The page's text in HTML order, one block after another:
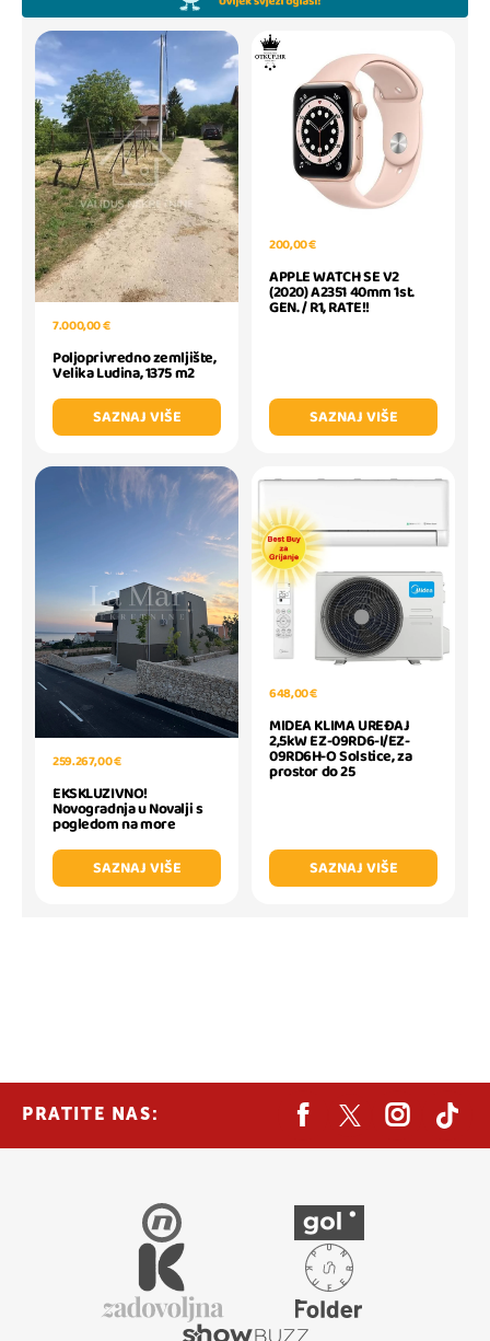
7.000,00 €
Poljoprivredno zemljište,
Velika Ludina, 1375 m2
SAZNAJ VIŠE
200,00 €
APPLE WATCH SE V2
(2020) A2351 40mm 1st.
GEN. / R1, RATE!!
SAZNAJ VIŠE
259.267,00 €
EKSKLUZIVNO!
Novogradnja u Novalji s
pogledom na more
SAZNAJ VIŠE
648,00 €
MIDEA KLIMA UREĐAJ
2,5kW EZ-09RD6-I/EZ-
09RD6H-O Solstice, za
prostor do 25
SAZNAJ VIŠE
PRATITE NAS: